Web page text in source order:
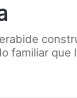
familiar que